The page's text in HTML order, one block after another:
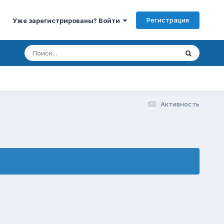
Уже зарегистрированы? Войти Регистрация
Активность